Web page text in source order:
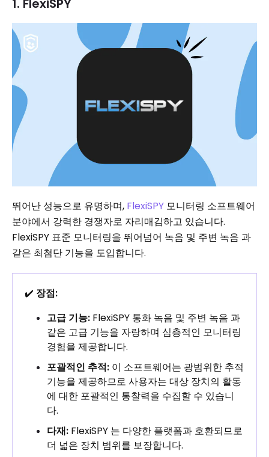
1. FlexiSPY
뛰어난 성능으로 유명하며, FlexiSPY 모니터링 소프트웨어
분야에서 강력한 경쟁자로 자리매김하고 있습니다.
FlexiSPY 표준 모니터링을 뛰어넘어 녹음 및 주변 녹음 과
같은 최첨단 기능을 도입합니다.
✔️ 장점:
고급 기능: FlexiSPY 통화 녹음 및 주변 녹음 과
같은 고급 기능을 자랑하며 심층적인 모니터링
경험을 제공합니다.
포괄적인 추적: 이 소프트웨어는 광범위한 추적
기능을 제공하므로 사용자는 대상 장치의 활동
에 대한 포괄적인 통찰력을 수집할 수 있습니
다.
다재: FlexiSPY 는 다양한 플랫폼과 호환되므로
더 넓은 장치 범위를 보장합니다.